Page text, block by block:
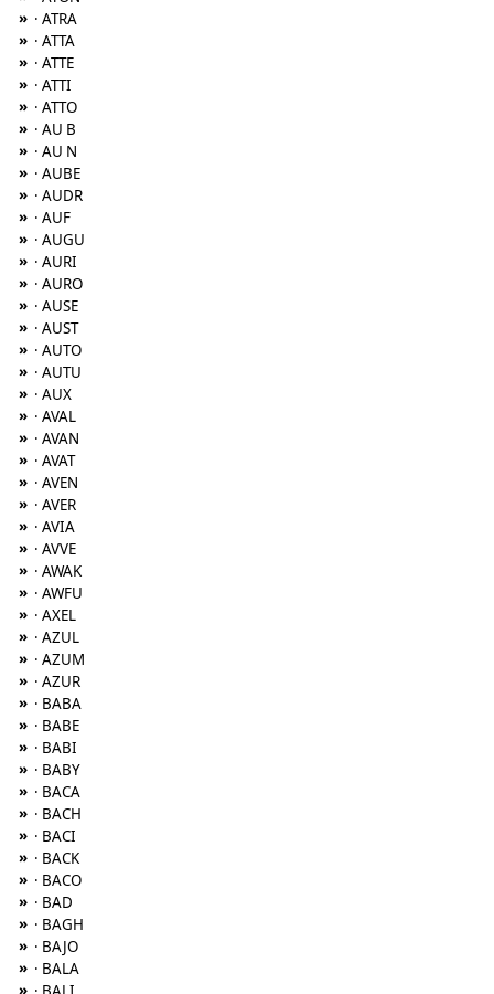
» · ATRA
» · ATTA
» · ATTE
» · ATTI
» · ATTO
» · AU B
» · AU N
» · AUBE
» · AUDR
» · AUF
» · AUGU
» · AURI
» · AURO
» · AUSE
» · AUST
» · AUTO
» · AUTU
» · AUX
» · AVAL
» · AVAN
» · AVAT
» · AVEN
» · AVER
» · AVIA
» · AVVE
» · AWAK
» · AWFU
» · AXEL
» · AZUL
» · AZUM
» · AZUR
» · BABA
» · BABE
» · BABI
» · BABY
» · BACA
» · BACH
» · BACI
» · BACK
» · BACO
» · BAD
» · BAGH
» · BAJO
» · BALA
»